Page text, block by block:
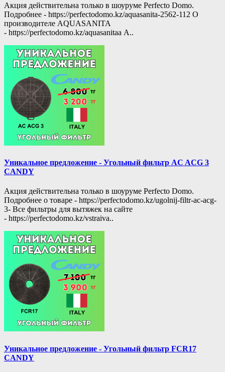
Акция действительна только в шоуруме Perfecto Domo.
Подробнее - https://perfectodomo.kz/aquasanita-2562-112 О
производителе AQUASANITA
- https://perfectodomo.kz/aquasanitaa А..
Уникальное предложение - Угольный фильтр AC ACG 3
CANDY
Акция действительна только в шоуруме Perfecto Domo.
Подробнее о товаре - https://perfectodomo.kz/ugolnij-filtr-ac-acg-
3- Все фильтры для вытяжек на сайте
- https://perfectodomo.kz/vstraiva..
Уникальное предложение - Угольный фильтр FCR17
CANDY